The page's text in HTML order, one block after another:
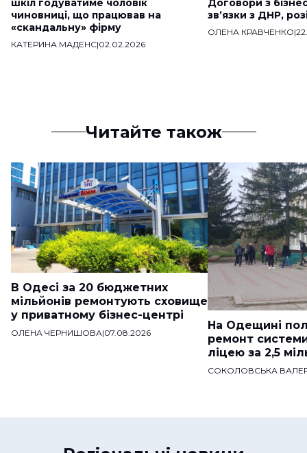
шкіл годуватиме чоловік
чиновниці, що працював на
«скандальну» фірму
КАТЕРИНА МАДЕНС|02.02.2026
Договори з
звʼязки з ДНР,
ОЛЕНА КРАВЧЕНКО|
Читайте також
В Одесі за 20 бюджетних
мільйонів ремонтують сховище
у приватному бізнес-центрі
ОЛЕНА ЧЕРНИШОВА|07.08.2026
На Одещині
ремонт
ліцею за 2,5
СОКОЛОВСЬКА